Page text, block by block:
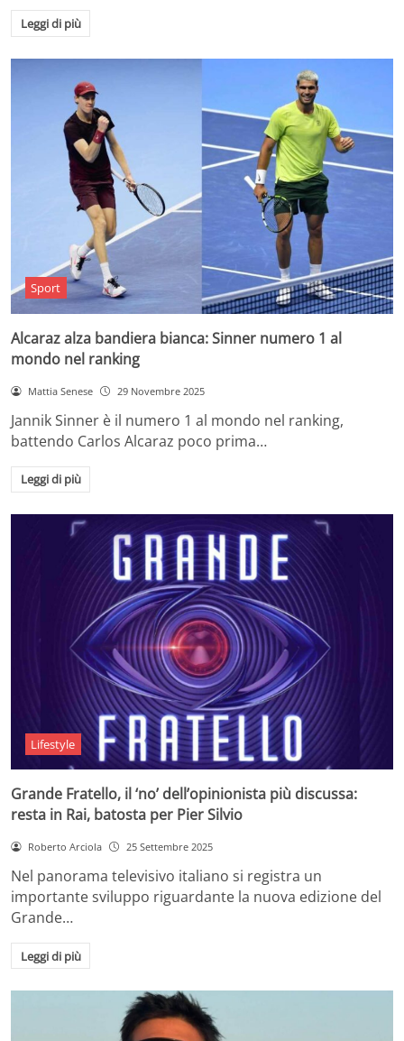
Leggi di più
Sport
Alcaraz alza bandiera bianca: Sinner numero 1 al
mondo nel ranking
Mattia Senese 29 Novembre 2025
Jannik Sinner è il numero 1 al mondo nel ranking,
battendo Carlos Alcaraz poco prima…
Leggi di più
Lifestyle
Grande Fratello, il ‘no’ dell’opinionista più discussa:
resta in Rai, batosta per Pier Silvio
Roberto Arciola 25 Settembre 2025
Nel panorama televisivo italiano si registra un
importante sviluppo riguardante la nuova edizione del
Grande…
Leggi di più